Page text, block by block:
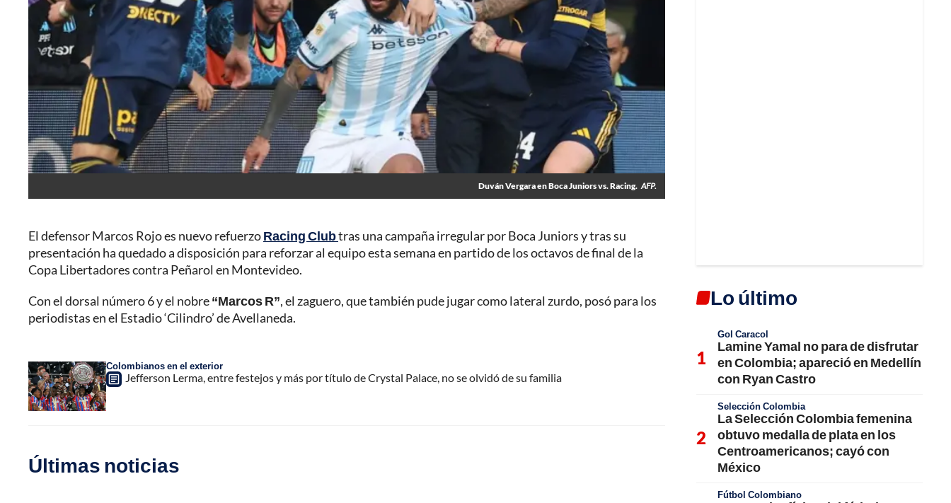
Duván Vergara en Boca Juniors vs. Racing. AFP.
El defensor Marcos Rojo es nuevo refuerzoRacing Clubtras una campaña irregular por Boca Juniors y tras su
presentación ha quedado a disposición para reforzar al equipo esta semana en partido de los octavos de final de la
Copa Libertadores contra Peñarol en Montevideo.
Con el dorsal número 6 y el nobre“Marcos R”, el zaguero, que también pude jugar como lateral zurdo, posó para los
periodistas en el Estadio ‘Cilindro’ de Avellaneda.
Colombianos en el exterior
Jefferson Lerma, entre festejos y más por título de Crystal Palace, no se olvidó de su familia
Últimas noticias
Lo último
Gol Caracol
Lamine Yamal no para de disfrutar
en Colombia; apareció en Medellín
con Ryan Castro
Selección Colombia
La Selección Colombia femenina
obtuvo medalla de plata en los
Centroamericanos; cayó con
México
Fútbol Colombiano